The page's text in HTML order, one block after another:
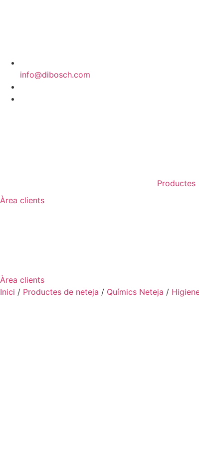
info@dibosch.com
Productes
Àrea clients
Àrea clients
Inici / Productes de neteja / Químics Neteja /